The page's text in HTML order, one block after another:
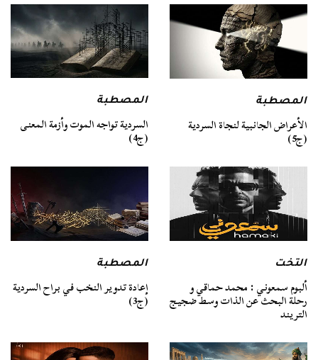
المصطبة
الأعراض الجانبية لنجاة السردية
(ج5)
المصطبة
السردية تواجه الموت وأزمة المعنى
(ج4)
التخت
ألبوم سمعوني : محمد حماقي و
رحلة البحث عن الذات وسط ضجيج
التريند
المصطبة
إعادة تدوير النخب في براح السردية
(ج3)